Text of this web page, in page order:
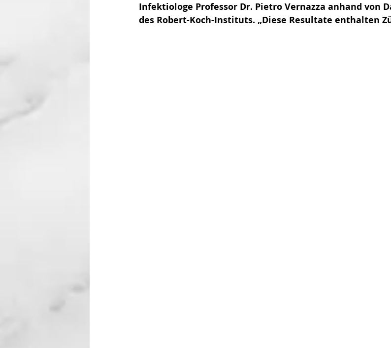
Infektiologe Professor Dr. Pietro Vernazza anhand von
des Robert-Koch-Instituts. „Diese Resultate enthalten